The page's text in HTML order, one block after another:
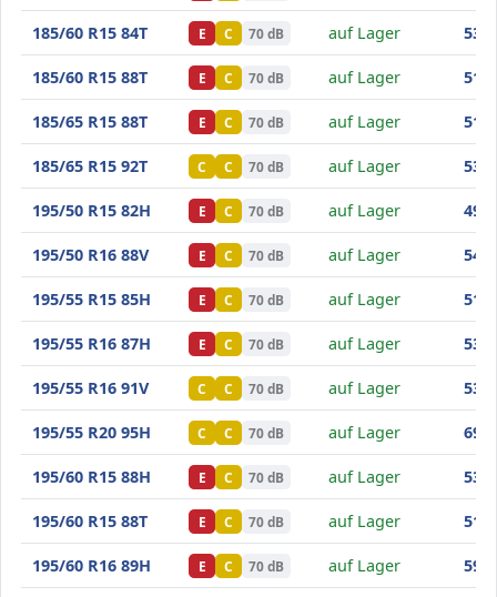
Minerva Frostrack HP
185/60 R15 84T E C 70 dB auf Lager 53
Minerva Frostrack HP
185/60 R15 88T E C 70 dB auf Lager 51
Minerva Frostrack HP
185/65 R15 88T E C 70 dB auf Lager 51
Minerva Frostrack HP
185/65 R15 92T C C 70 dB auf Lager 53
Minerva Frostrack HP
195/50 R15 82H E C 70 dB auf Lager 49
Minerva Frostrack HP
195/50 R16 88V E C 70 dB auf Lager 54
Minerva Frostrack HP
195/55 R15 85H E C 70 dB auf Lager 51
Minerva Frostrack HP
195/55 R16 87H E C 70 dB auf Lager 53
Minerva Frostrack HP
195/55 R16 91V C C 70 dB auf Lager 53
Minerva Frostrack HP
195/55 R20 95H C C 70 dB auf Lager 69
Minerva Frostrack HP
195/60 R15 88H E C 70 dB auf Lager 53
Minerva Frostrack HP
195/60 R15 88T E C 70 dB auf Lager 51
Minerva Frostrack HP
195/60 R16 89H E C 70 dB auf Lager 59